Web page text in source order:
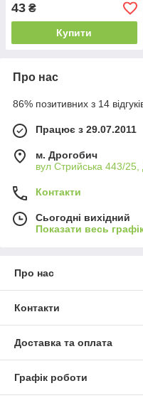
43 ₴
Купити
Про нас
86% позитивних з 14
Працює з 29.07.2011
м. Дрогобич
вул Стрийська 443/25,
Контакти
Сьогодні вихідний
Показати весь
Про нас
Контакти
Доставка та оплата
Графік роботи